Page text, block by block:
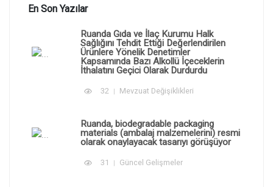
En Son Yazılar
Ruanda Gıda ve İlaç Kurumu Halk
Sağlığını Tehdit Ettiği Değerlendirilen
Ürünlere Yönelik Denetimler
Kapsamında Bazı Alkollü İçeceklerin
İthalatını Geçici Olarak Durdurdu
32 Mevzuat Değişiklikleri
Ruanda, biodegradable packaging
materials (ambalaj malzemelerini) resmi
olarak onaylayacak tasarıyı görüşüyor
31 Güncel Gelişmeler